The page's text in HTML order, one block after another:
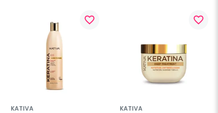
favorite_border
KATIVA
favorite_border
KATIVA